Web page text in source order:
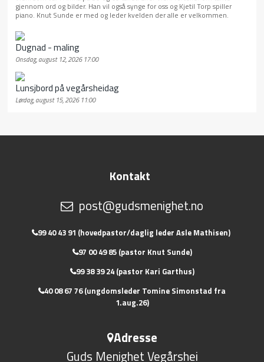
gjennom ord og bilder. Han vil også synge for oss og Kjetil Torp spiller
piano. Knut Sunde er med og leder kvelden der alle er velkommen.
Dugnad - maling
Onsdag, august 12, 2026 17:00
Lunsjbord på vegårsheidag
Lørdag, august 15, 2026 11:00
Kontakt
post@gudsmenighet.no
99 40 43 91 (hovedpastor/daglig leder Asle Mathisen)
97 00 49 85 (pastor Knut Sunde)
99 38 39 24 (pastor Kari Garthus)
40 08 67 76 (ungdomsleder Tomine Simonstad fra
1.aug.26)
Adresse
Guds Menighet Vegårshei